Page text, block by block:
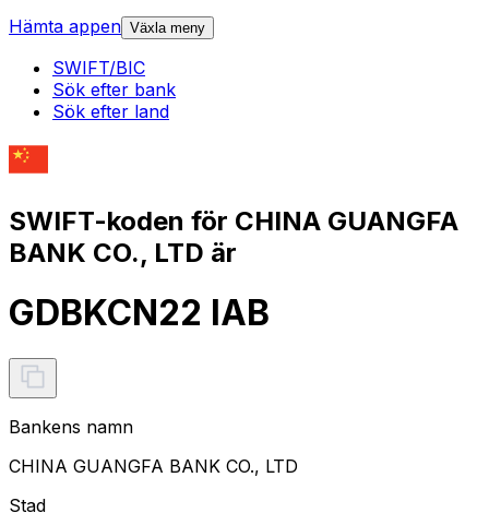
Hämta appen Växla meny
SWIFT/BIC
Sök efter bank
Sök efter land
SWIFT-koden för CHINA GUANGFA
BANK CO., LTD är
GDBKCN22 IAB
Bankens namn
CHINA GUANGFA BANK CO., LTD
Stad